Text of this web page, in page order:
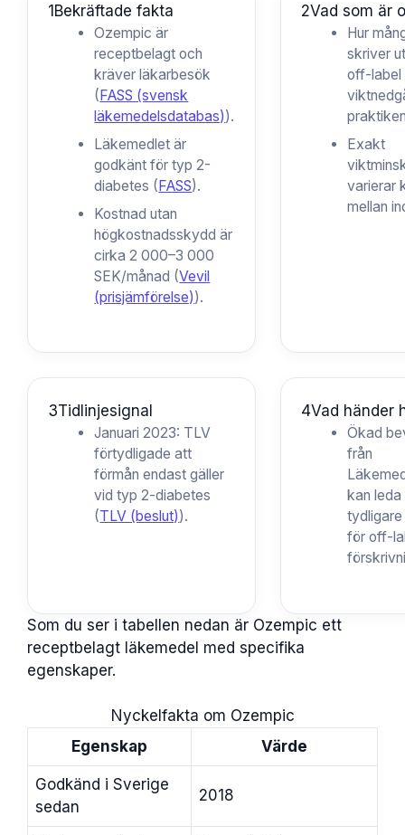
1Bekräftade fakta
Ozempic är
receptbelagt och
kräver läkarbesök
(FASS (svensk
läkemedelsdatabas)).
Läkemedlet är
godkänt för typ 2-
diabetes (FASS).
Kostnad utan
högkostnadsskydd är
cirka 2 000–3 000
SEK/månad (Vevil
(prisjämförelse)).
2Vad som är
Hur
skriver
off-label
Exakt
varierar
mellan
3Tidlinjesignal
Januari 2023: TLV
förtydligade att
förmån endast gäller
vid typ 2-diabetes
(TLV (beslut)).
4Vad händer
Ökad
från
kan leda
för off-
Som du ser i tabellen nedan är Ozempic ett
receptbelagt läkemedel med specifika
egenskaper.
Nyckelfakta om Ozempic
Egenskap
Värde
Godkänd i Sverige
sedan
2018